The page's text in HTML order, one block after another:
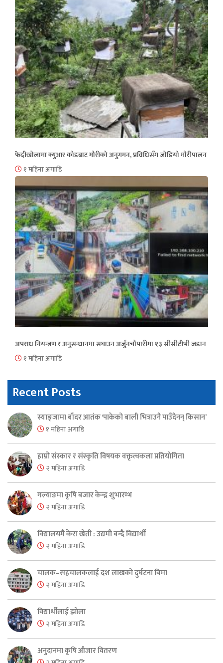
फेदीखोलामा क्युआर कोडबाट मौरीको अनुगमन, प्रविधिसँग जोडियो मौरीपालन
१ महिना अगाडि
अपराध नियन्त्रण र अनुसन्धानमा सघाउन अर्जुनचौपारीमा १३ सीसीटीभी जडान
१ महिना अगाडि
Recent Posts
स्याङ्जामा बाँदर आतंक ‘पाकेको बाली भित्राउनै पाउँदैनन् किसान’
१ महिना अगाडि
हाम्रो संस्कार र संस्कृति विषयक वक्तृत्वकला प्रतियोगिता
२ महिना अगाडि
गल्याङमा कृषि बजार केन्द्र शुभारम्भ
२ महिना अगाडि
विद्यालयमै केरा खेती : उद्यमी बन्दै विद्यार्थी
२ महिना अगाडि
चालक–सहचालकलाई दश लाखको दुर्घटना बिमा
२ महिना अगाडि
विद्यार्थीलाई झोला
२ महिना अगाडि
अनुदानमा कृषि औजार वितरण